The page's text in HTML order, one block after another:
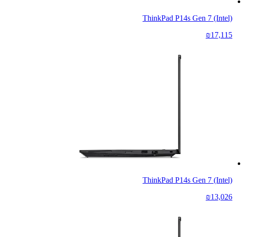
ThinkPad P14s Gen 7 (Intel)
₪17,115
ThinkPad P14s Gen 7 (Intel)
₪13,026